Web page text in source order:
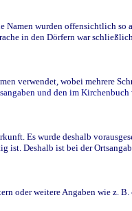
wurden offensichtlich so
in den Dörfern war
verwendet, wobei mehrere
und den im Kirchenbuch
Es wurde deshalb
Deshalb ist bei der
oder weitere Angaben wie z.